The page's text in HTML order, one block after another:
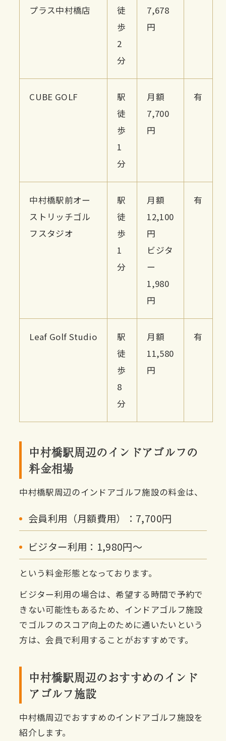
プラス中村橋店
徒
歩
2
分
7,678
円
CUBE GOLF
駅
徒
歩
1
分
月額
7,700
円
有
中村橋駅前オー
ストリッチゴル
フスタジオ
駅
徒
歩
1
分
月額
12,100
円
ビジタ
ー
1,980
円
有
Leaf Golf Studio
駅
徒
歩
8
分
月額
11,580
円
有
中村橋駅周辺のインドアゴルフの
料金相場
中村橋駅周辺のインドアゴルフ施設の料金は、
会員利用（月額費用）：7,700円
ビジター利用：1,980円〜
という料金形態となっております。
ビジター利用の場合は、希望する時間で予約で
きない可能性もあるため、インドアゴルフ施設
でゴルフのスコア向上のために通いたいという
方は、会員で利用することがおすすめです。
中村橋駅周辺のおすすめのインド
アゴルフ施設
中村橋周辺でおすすめのインドアゴルフ施設を
紹介します。